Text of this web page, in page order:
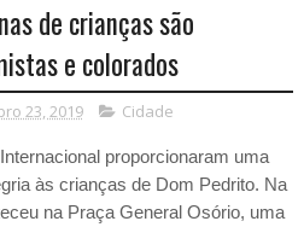
de crianças são
e colorados
23, 2019 Cidade
proporcionaram uma
às crianças de Dom Pedrito. Na
na Praça General Osório, uma